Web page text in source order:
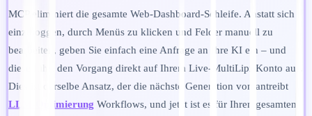
MCP eliminiert die gesamte Web-Dashboard-Schleife. Anstatt sich
einzuloggen, durch Menüs zu klicken und Felder manuell zu
bearbeiten, geben Sie einfach eine Anfrage an Ihre KI ein – und
diese führt den Vorgang direkt auf Ihrem Live-MultiLipi-Konto aus.
Dies ist derselbe Ansatz, der die nächste Generation von antreibt
LLM-Optimierung Workflows, und jetzt ist es für Ihren gesamten